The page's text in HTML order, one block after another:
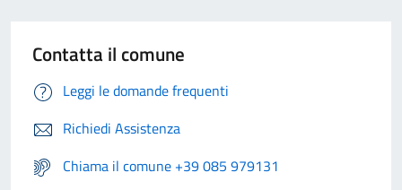
Contatta il comune
Leggi le domande frequenti
Richiedi Assistenza
Chiama il comune +39 085 979131